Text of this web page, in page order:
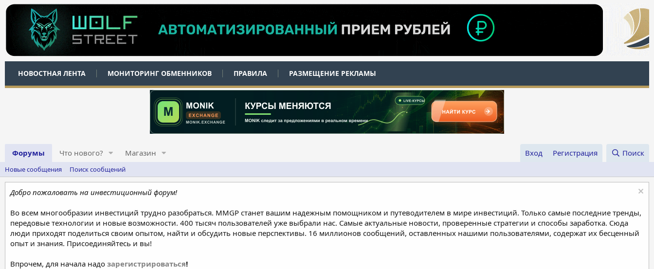
НОВОСТНАЯ ЛЕНТА МОНИТОРИНГ ОБМЕННИКОВ ПРАВИЛА РАЗМЕЩЕНИЕ РЕКЛАМЫ
Форумы Что нового? Магазин Вход Регистрация Поиск
Новые сообщения Поиск сообщений
Добро пожаловать на инвестиционный форум!
Во всем многообразии инвестиций трудно разобраться. MMGP станет вашим надежным помощником и путеводителем в мире инвестиций. Только самые последние тренды,
передовые технологии и новые возможности. 400 тысяч пользователей уже выбрали нас. Самые актуальные новости, проверенные стратегии и способы заработка. Сюда
люди приходят поделиться своим опытом, найти и обсудить новые перспективы. 16 миллионов сообщений, оставленных нашими пользователями, содержат их бесценный
опыт и знания. Присоединяйтесь и вы!
Впрочем, для начала надо зарегистрироваться!